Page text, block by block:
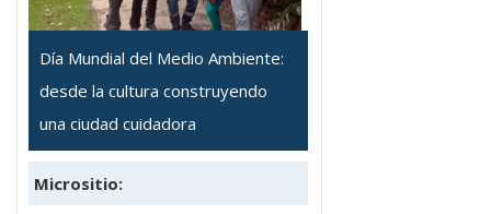
Día Mundial del Medio Ambiente:
desde la cultura construyendo
una ciudad cuidadora
Micrositio: